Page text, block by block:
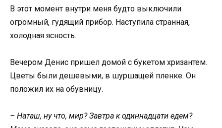
В этот момент внутри меня будто выключили
огромный, гудящий прибор. Наступила странная,
холодная ясность.
Вечером Денис пришел домой с букетом хризантем.
Цветы были дешевыми, в шуршащей пленке. Он
положил их на обувницу.
– Наташ, ну что, мир? Завтра к одиннадцати едем?